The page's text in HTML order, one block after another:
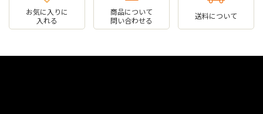
お気に入りに
入れる
商品について
問い合わせる
送料について